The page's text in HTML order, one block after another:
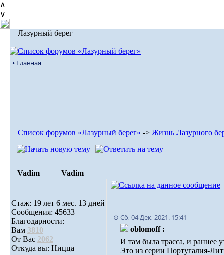
∧
∨
Лазурный берег
⦁ Главная
Список форумов «Лазурный берег» -> Жизнь Лазурного
Vadim Vadim
Стаж: 19 лет 6 мес. 13 дней
Сообщения: 45633
Благодарности:
Вам 3810
От Вас 2062
Откуда вы: Ницца
⊙ Сб, 04 Дек, 2021. 15:41
oblomoff :
И там была трасса, и раннее
Это из серии Португалия-